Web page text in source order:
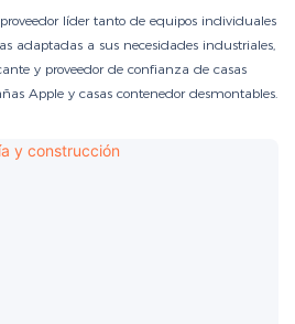
líder tanto de equipos individuales
adaptadas a sus necesidades industriales,
y proveedor de confianza de casas
Apple y casas contenedor desmontables.